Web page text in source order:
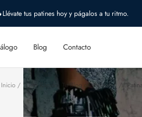
tus patines hoy y págalos a tu ritmo.
Blog Contacto
Inicio "Giro Rápido: Tu Blog de Patinaje"